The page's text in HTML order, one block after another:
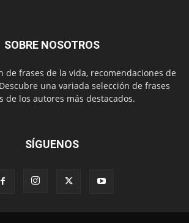
SOBRE NOSOTROS
de frases de la vida, recomendaciones de
una variada selección de frases
de los autores más destacados.
SÍGUENOS